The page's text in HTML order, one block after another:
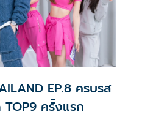
EP.8 ครบรส
ครั้งแรก